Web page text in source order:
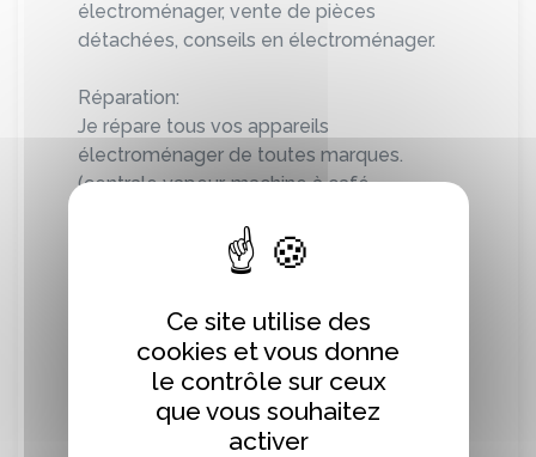
électroménager, vente de pièces
détachées, conseils en électroménager.
Réparation:
Je répare tous vos appareils
électroménager de toutes marques.
(centrale vapeur, machine à café,
multi fonctions, lave linge, lave vaisselle,
four encastrable etc...)
Je répare vos appareils à domicile.
N'hésitez pas à prendre rdv sur le site
Vente de pièces détachées et
Ce site utilise des
cookies et vous donne
le contrôle sur ceux
que vous souhaitez
activer